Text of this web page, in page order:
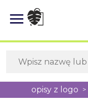
Długopisy z logo >